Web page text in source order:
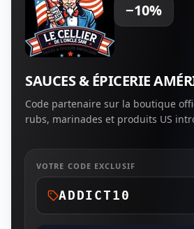
−10%
SAUCES & ÉPICERIE
Code partenaire sur la boutique
rubs, marinades et produits US
VOTRE CODE EXCLUSIF
ADDICT10